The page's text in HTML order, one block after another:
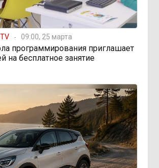
09:00, 25 марта
программирования приглашает
на бесплатное занятие